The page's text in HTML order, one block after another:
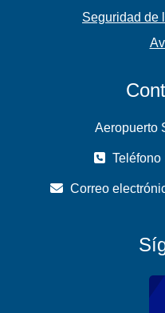
Seguridad de
Aeropuerto
Teléfono
Correo